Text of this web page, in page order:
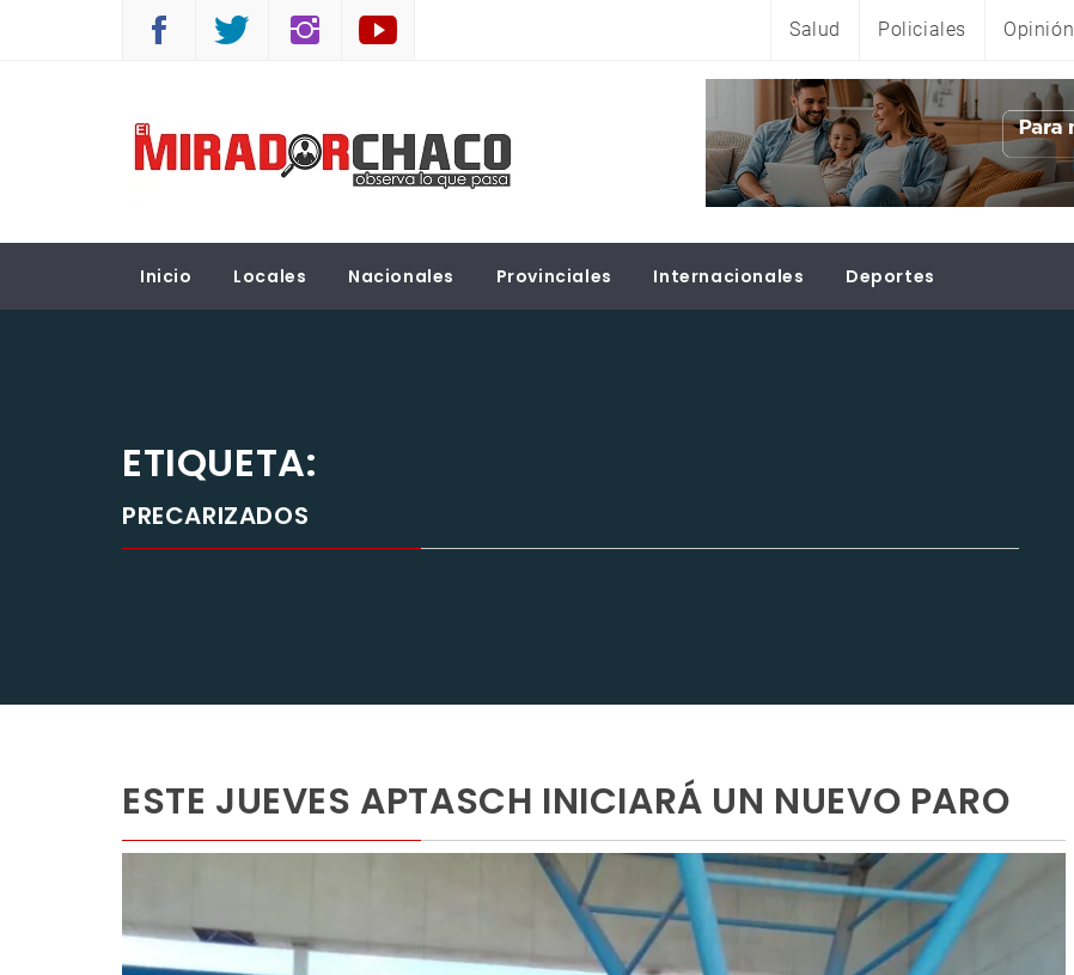
Salud Policiales Opinión
EL MIRADOR CHACO
Inicio Locales Nacionales Provinciales Internacionales Deportes
ETIQUETA:
PRECARIZADOS
ESTE JUEVES APTASCH INICIARÁ UN NUEVO PARO